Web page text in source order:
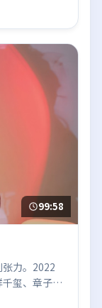
99:58
力。2022
玺、章子怡
与剪辑强化